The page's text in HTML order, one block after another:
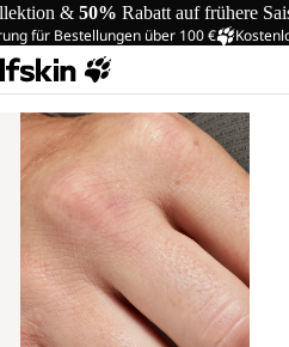
& 50% Rabatt auf frühere
für Bestellungen über 100 €